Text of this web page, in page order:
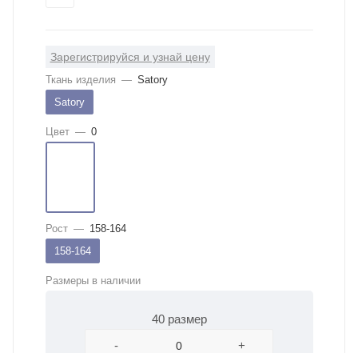
Зарегистрируйся и узнай цену
Ткань изделия — Satory
Satory
Цвет — 0
Рост — 158-164
158-164
Размеры в наличии
40 размер
-
+